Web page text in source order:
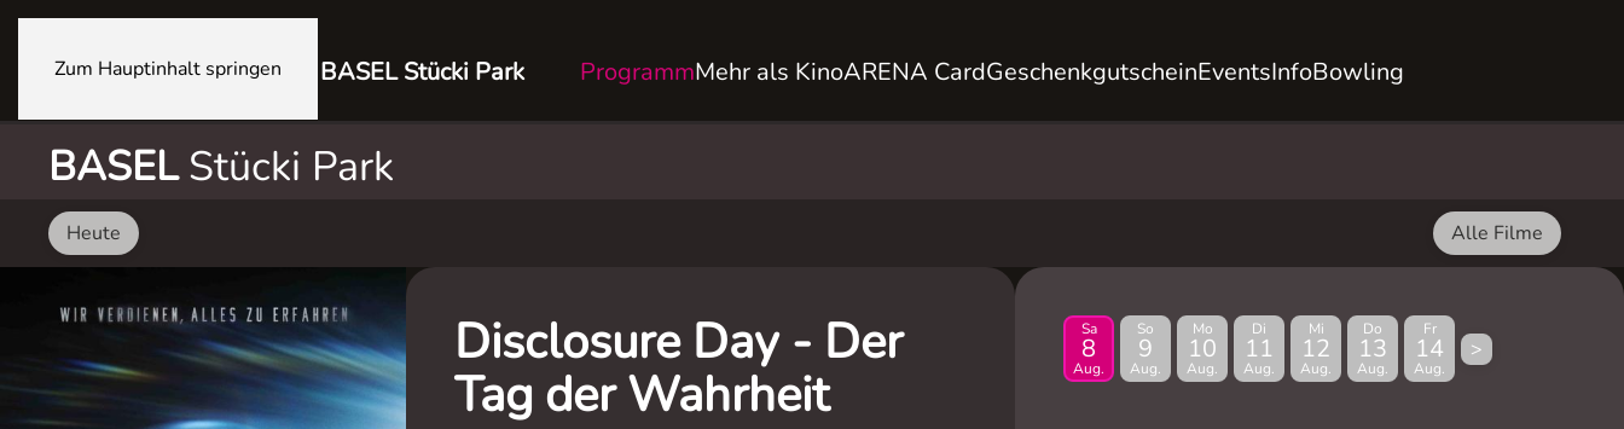
Zum Hauptinhalt springen BASEL Stücki Park ProgrammMehr als KinoARENA CardGeschenkgutscheinEventsInfoBowling
BASELStücki Park
Heute Alle Filme
Disclosure Day - Der
Tag der Wahrheit
Sa
8
Aug.
So
9
Aug.
Mo
10
Aug.
Di
11
Aug.
Mi
12
Aug.
Do
13
Aug.
Fr
14
Aug.
>